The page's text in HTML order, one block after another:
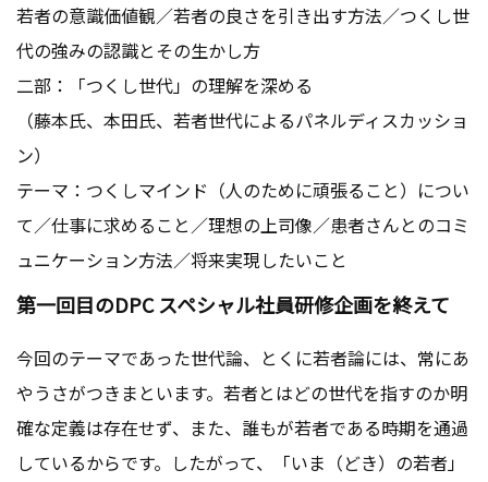
若者の意識価値観／若者の良さを引き出す方法／つくし世
代の強みの認識とその生かし方
二部：「つくし世代」の理解を深める
（藤本氏、本田氏、若者世代によるパネルディスカッショ
ン）
テーマ：つくしマインド（人のために頑張ること）につい
て／仕事に求めること／理想の上司像／患者さんとのコミ
ュニケーション方法／将来実現したいこと
第一回目のDPC スペシャル社員研修企画を終えて
今回のテーマであった世代論、とくに若者論には、常にあ
やうさがつきまといます。若者とはどの世代を指すのか明
確な定義は存在せず、また、誰もが若者である時期を通過
しているからです。したがって、「いま（どき）の若者」